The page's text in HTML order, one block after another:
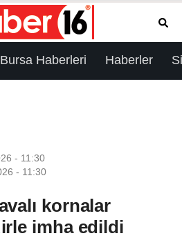
Bursa Haberleri Haberler
- 11:30
- 11:30
kornalar
imha edildi